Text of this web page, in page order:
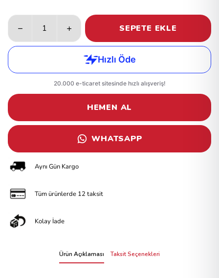
SEPETE EKLE
HEMEN AL
WHATSAPP
Aynı Gün Kargo
Tüm ürünlerde 12 taksit
Kolay İade
Ürün Açıklaması Taksit Seçenekleri